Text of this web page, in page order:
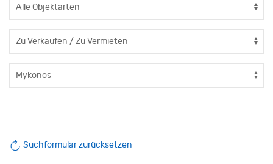
Suchformular zurücksetzen